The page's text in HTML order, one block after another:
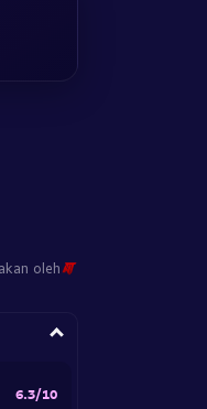
oleh
6.3/10